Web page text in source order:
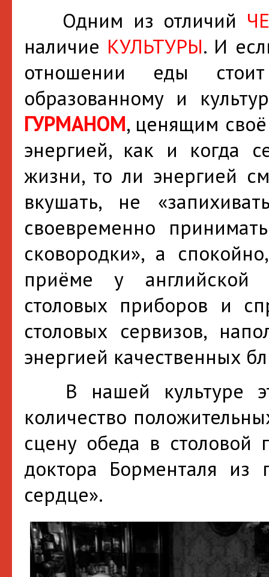
Одним из отличий
наличие КУЛЬТУРЫ. И
отношении еды
образованному и
ГУРМАНОМ, ценящим
энергией, как и когда
жизни, то ли энергией
вкушать, не
своевременно
сковородки», а
приёме у английской
столовых приборов и
столовых сервизов,
энергией качественных
В нашей культуре
количество
сцену обеда в столовой
доктора Борменталя из
сердце».